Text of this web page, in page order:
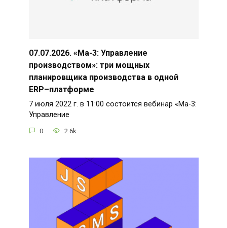
07.07.2026. «Ма-3: Управление
производством»: три мощных
планировщика производства в одной
ERP–платформе
7 июля 2022 г. в 11:00 состоится вебинар «Ма-3:
Управление
0 2.6k.